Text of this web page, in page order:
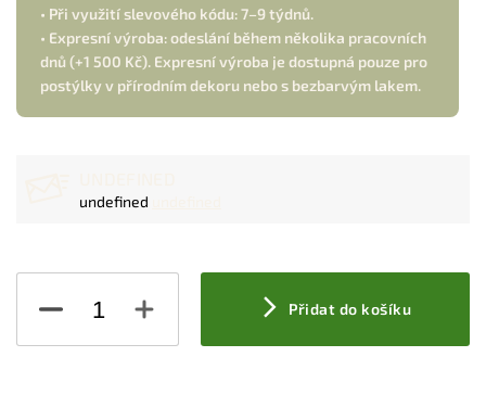
Přidat do košíku
• Při využití slevového kódu: 7–9 týdnů.
• Expresní výroba: odeslání během několika pracovních
dnů (+1 500 Kč). Expresní výroba je dostupná pouze pro
postýlky v přírodním dekoru nebo s bezbarvým lakem.
undefined